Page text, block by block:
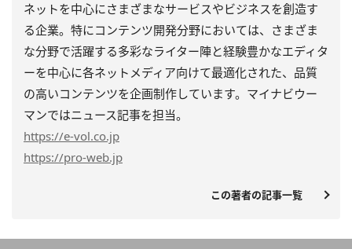
ネットを中心にさまざまなサービスやビジネスを創造す
る企業。特にコンテンツ開発分野においては、さまざま
な分野で活躍する多彩なライター陣と経験豊かなエディタ
ーを中心に各ネットメディア向けて最適化された、品質
の高いコンテンツを企画制作しています。マイナビウー
マンではニュース記事を担当。
https://e-vol.co.jp
https://pro-web.jp
この著者の記事一覧